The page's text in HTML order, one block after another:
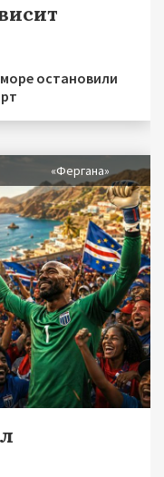
остановили
«Фергана»